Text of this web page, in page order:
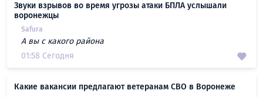
Звуки взрывов во время угрозы атаки БПЛА услышали
воронежцы
Safura
А вы с какого района
01:58 Сегодня
Какие вакансии предлагают ветеранам СВО в Воронеже